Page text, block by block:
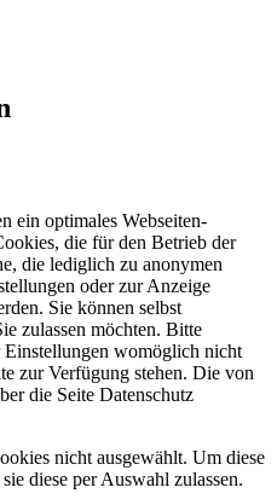
ein optimales Webseiten-
die für den Betrieb der
die lediglich zu anonymen
oder zur Anzeige
Sie können selbst
zulassen möchten. Bitte
Einstellungen womöglich nicht
zur Verfügung stehen. Die von
die Seite Datenschutz
nicht ausgewählt. Um diese
diese per Auswahl zulassen.